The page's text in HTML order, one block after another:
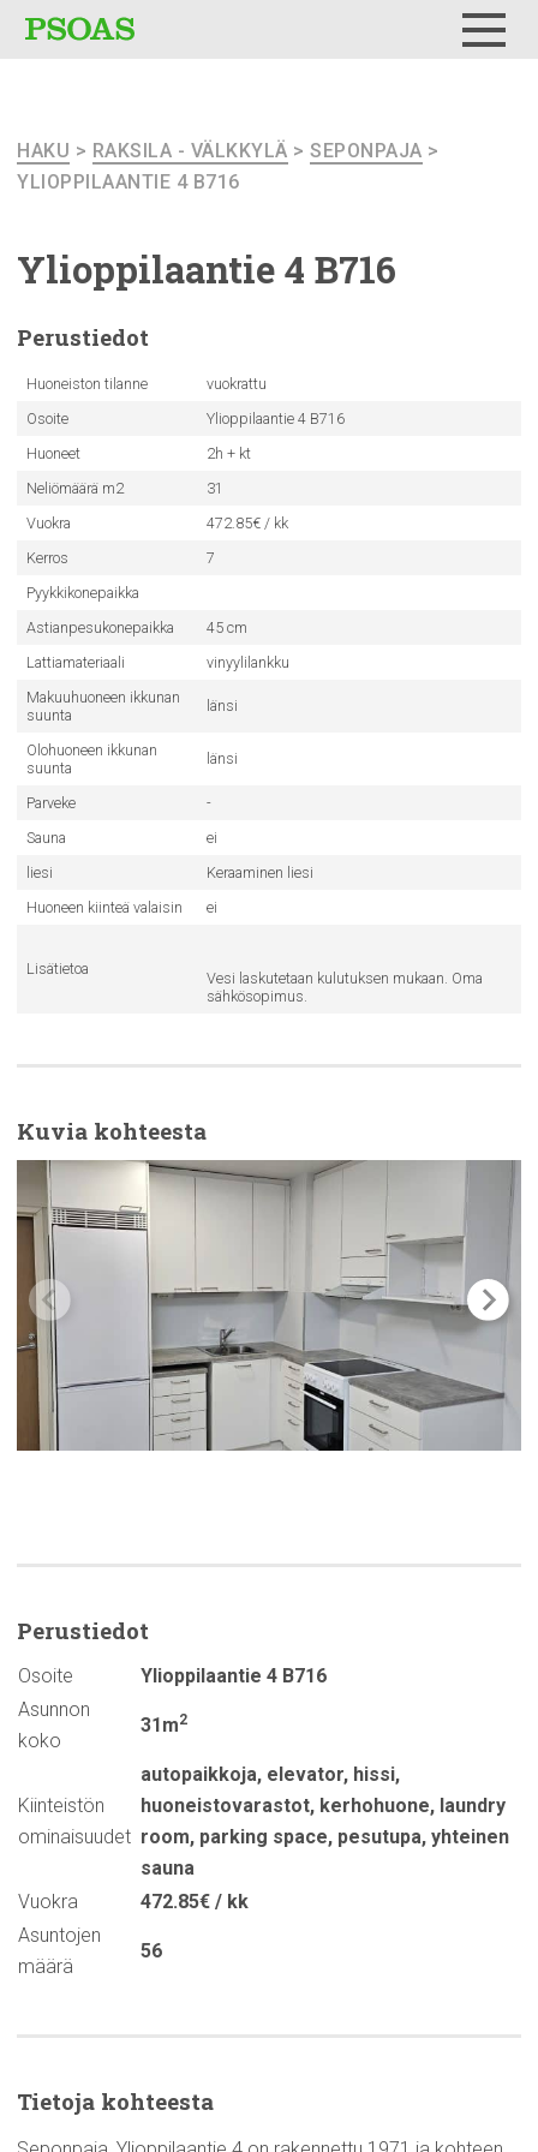
HAKU > RAKSILA - VÄLKKYLÄ > SEPONPAJA >
YLIOPPILAANTIE 4 B716
Ylioppilaantie 4 B716
Perustiedot
Huoneiston tilanne
vuokrattu
Osoite
Ylioppilaantie 4 B716
Huoneet
2h + kt
Neliömäärä m2
31
Vuokra
472.85€ / kk
Kerros
7
Pyykkikonepaikka
Astianpesukonepaikka
45 cm
Lattiamateriaali
vinyylilankku
Makuuhuoneen ikkunan
suunta
länsi
Olohuoneen ikkunan
suunta
länsi
Parveke
-
Sauna
ei
liesi
Keraaminen liesi
Huoneen kiinteä valaisin
ei
Lisätietoa
Vesi laskutetaan kulutuksen mukaan. Oma
sähkösopimus.
Kuvia kohteesta
Perustiedot
Osoite
Ylioppilaantie 4 B716
Asunnon
koko
31m2
Kiinteistön
ominaisuudet
autopaikkoja, elevator, hissi,
huoneistovarastot, kerhohuone, laundry
room, parking space, pesutupa, yhteinen
sauna
Vuokra
472.85€ / kk
Asuntojen
määrä
56
Tietoja kohteesta